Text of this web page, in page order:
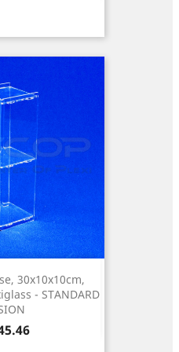
30x10x10cm,
- STANDARD